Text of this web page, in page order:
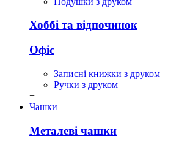
Хоббі та відпочинок
Офіс
Записні книжки з друком
Ручки з друком
+
Чашки
Металеві чашки